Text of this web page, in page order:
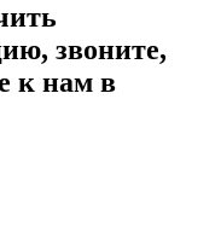
звоните,
к нам в